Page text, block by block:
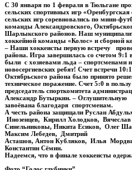
С 30 января по 1 февраля в Тюльгане
сельских спортивных игр
сельских игр соревновались по мини-
команды Александровского,
Шарлыкского районов. Наш
хоккейной команды «Колос» и сборной
– Наши хоккеисты первую встречу
района. Игра завершилась со счетом
были с хозяевами льда – спортсменами
новосергиевских ребят! Счет встречи
Октябрьского района было принято
техническое поражение. Счет 5:0 в
председатель спорткомитета
Александр Бутыркин. – Оглушительную
завоёвана благодаря спортсменам.
А честь района защищали Руслан
Инозенцев, Кирилл Холодков,
Синельниковы, Никита Есиков, Олег
Максим Лебедев, Дмитрий
Асташов, Антон Кубляков, Илья
Константин Сёмин.
Надеемся, что в финале хоккеисты